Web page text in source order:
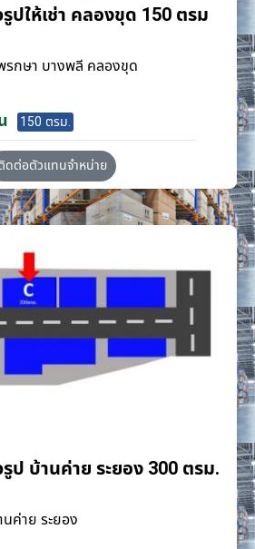
รูปให้เช่า คลองขุด 150 ตรม
รกษา บางพลี คลองขุด
150 ตรม.
ดต่อตัวแทนจำหน่าย
รูป บ้านค่าย ระยอง 300 ตรม.
ค่าย ระยอง